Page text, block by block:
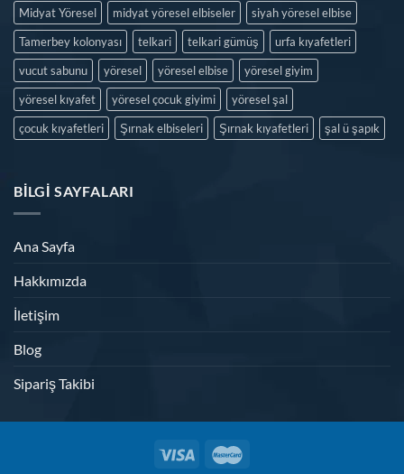
Midyat Yöresel
midyat yöresel elbiseler
siyah yöresel elbise
Tamerbey kolonyası
telkari telkari gümüş
urfa kıyafetleri
vucut sabunu
yöresel yöresel elbise
yöresel giyim
yöresel kıyafet
yöresel çocuk giyimi
yöresel şal
çocuk kıyafetleri
Şırnak elbiseleri Şırnak kıyafetleri şal ü şapık
BILGI SAYFALARI
Ana Sayfa
Hakkımızda
İletişim
Blog
Sipariş Takibi